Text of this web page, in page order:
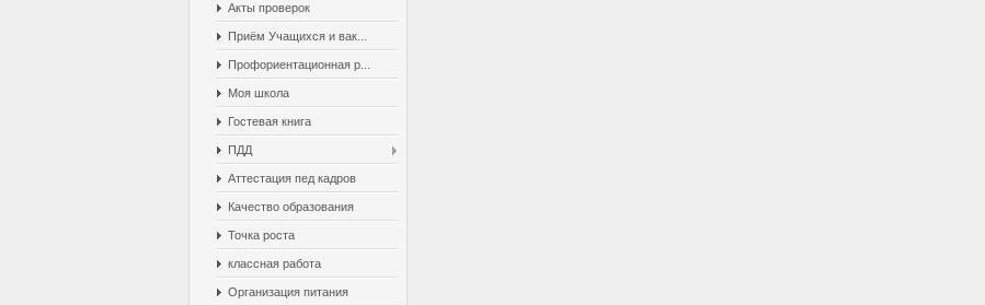
Акты проверок
Приём Учащихся и вак...
Профориентационная р...
Моя школа
Гостевая книга
ПДД
Аттестация пед кадров
Качество образования
Точка роста
классная работа
Организация питания